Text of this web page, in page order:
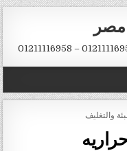
مصر
والتغليف